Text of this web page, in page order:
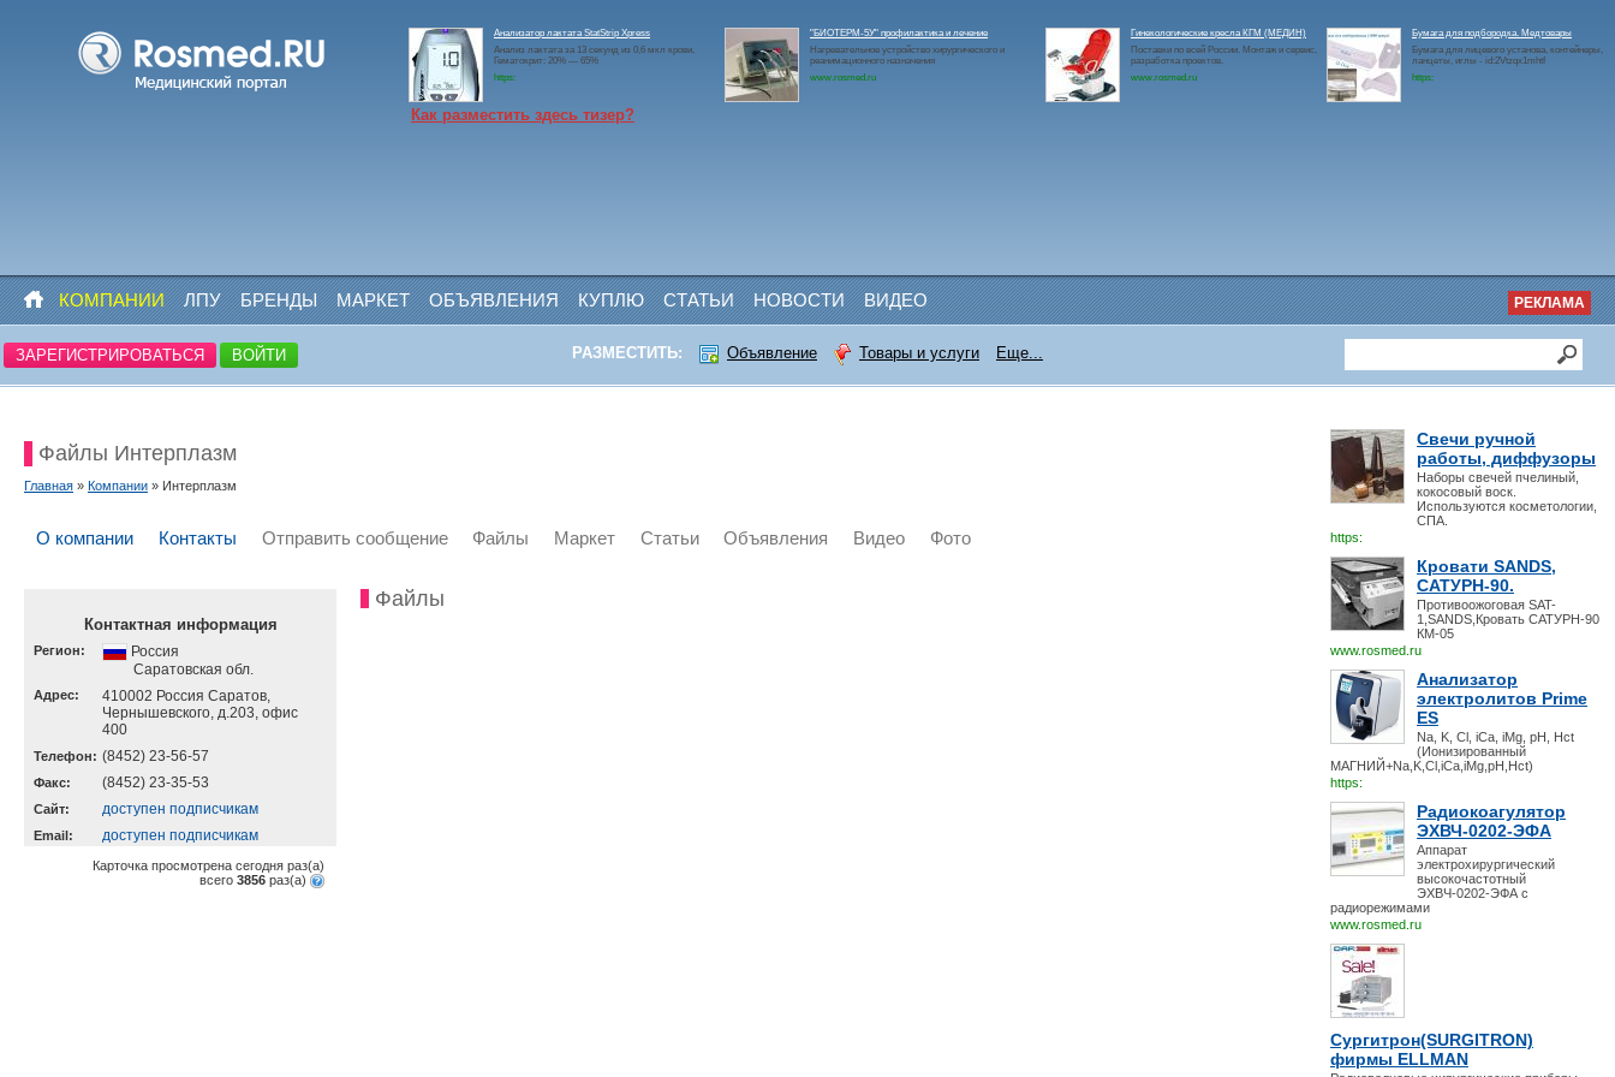
Анализатор лактата StatStrip Xpress
Анализ лактата за 13 секунд из 0,6 мкл крови,
Гематокрит: 20% — 65%
https:
"БИОТЕРМ-5У" профилактика и лечение
Нагревательное устройство хирургического и
реанимационного назначения
www.rosmed.ru
Гинекологические кресла КГМ (МЕДИН)
Поставки по всей России. Монтаж и сервис,
разработка проектов.
www.rosmed.ru
Бумага для подбородка. Медтовары
Бумага для лицевого установа, контейнеры,
ланцеты, иглы - id:2Vtzqx1mhtf
https:
Как разместить здесь тизер?
КОМПАНИИ ЛПУ БРЕНДЫ МАРКЕТ ОБЪЯВЛЕНИЯ КУПЛЮ СТАТЬИ НОВОСТИ ВИДЕО РЕКЛАМА
ЗАРЕГИСТРИРОВАТЬСЯ ВОЙТИ РАЗМЕСТИТЬ: Объявление Товары и услуги Еще...
Свечи ручной
работы, диффузоры
Наборы свечей пчелиный,
кокосовый воск.
Используются косметологии,
СПА.
https:
Кровати SANDS,
САТУРН-90.
Противоожоговая SAT-
1,SANDS,Кровать САТУРН-90
КМ-05
www.rosmed.ru
Анализатор
электролитов Prime
ES
Na, K, Cl, iCa, iMg, pH, Hct
(Ионизированный
МАГНИЙ+Na,K,Cl,iCa,iMg,pH,Hct)
https:
Радиокоагулятор
ЭХВЧ-0202-ЭФА
Аппарат
электрохирургический
высокочастотный
ЭХВЧ-0202-ЭФА с
радиорежимами
www.rosmed.ru
Сургитрон(SURGITRON)
фирмы ELLMAN
Файлы Интерплазм
Главная » Компании » Интерплазм
О компании Контакты Отправить сообщение Файлы Маркет Статьи Объявления Видео Фото
Контактная информация
Регион:
Россия
Саратовская обл.
Адрес:
410002 Россия Саратов,
Чернышевского, д.203, офис
400
Телефон: (8452) 23-56-57
Факс: (8452) 23-35-53
Cайт: доступен подписчикам
Email: доступен подписчикам
Карточка просмотрена сегодня раз(a)
всего 3856 раз(a)
Файлы